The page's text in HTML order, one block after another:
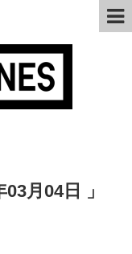
月04日 」